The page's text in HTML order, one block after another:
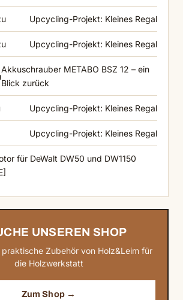
Upcycling-Projekt: Kleines Regal
Upcycling-Projekt: Kleines Regal
Akkuschrauber METABO BSZ 12 – ein
Blick zurück
Upcycling-Projekt: Kleines Regal
Upcycling-Projekt: Kleines Regal
für DeWalt DW50 und DW1150
UNSEREN SHOP
Zubehör von Holz&Leim für
die Holzwerkstatt
Zum Shop →